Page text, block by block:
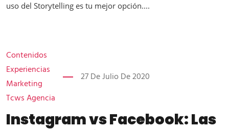
uso del Storytelling es tu mejor opción....
Contenidos
Experiencias
Marketing
Tcws Agencia
27 De Julio De 2020
Instagram vs Facebook: Las